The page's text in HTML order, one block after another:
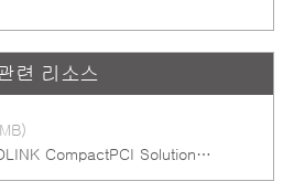
련 리소스
[NCP Brochure] ADLINK CompactPCI Solutions - Enduring Performance